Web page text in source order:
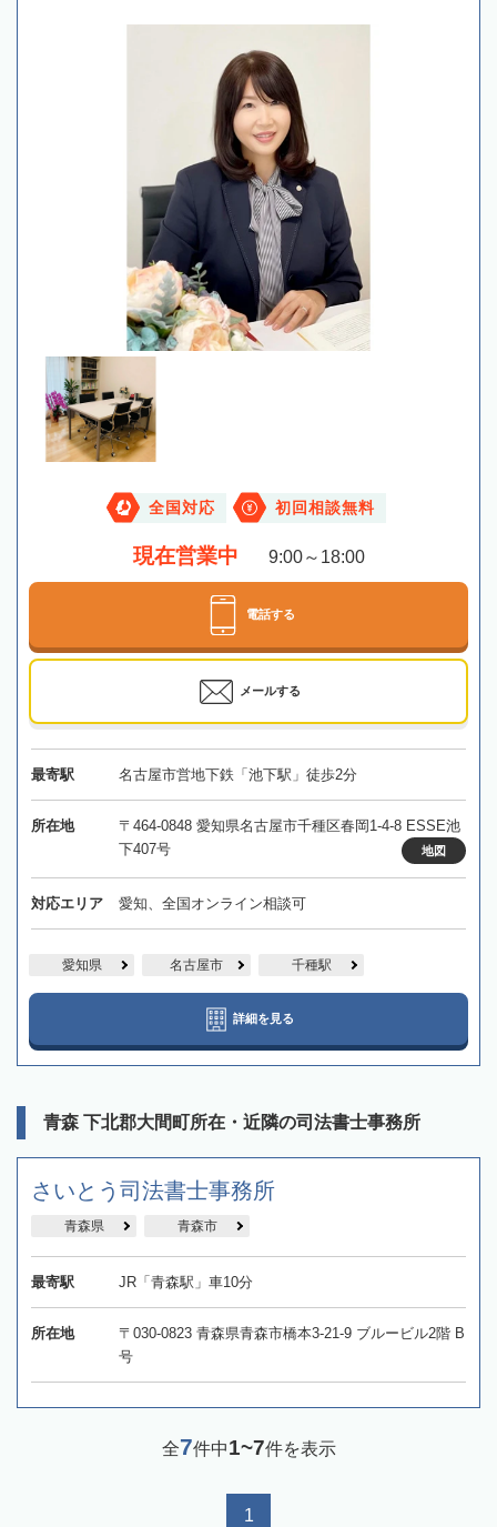
全国対応 初回相談無料
現在営業中 9:00～18:00
電話する
メールする
最寄駅 名古屋市営地下鉄「池下駅」徒歩2分
所在地
〒464-0848 愛知県名古屋市千種区春岡1-4-8 ESSE池
下407号
地図
対応エリア 愛知、全国オンライン相談可
愛知県 名古屋市 千種駅
詳細を見る
青森 下北郡大間町所在・近隣の司法書士事務所
さいとう司法書士事務所
青森県 青森市
最寄駅 JR「青森駅」車10分
所在地
〒030-0823 青森県青森市橋本3-21-9 ブルービル2階 B
号
全7件中1~7件を表示
1